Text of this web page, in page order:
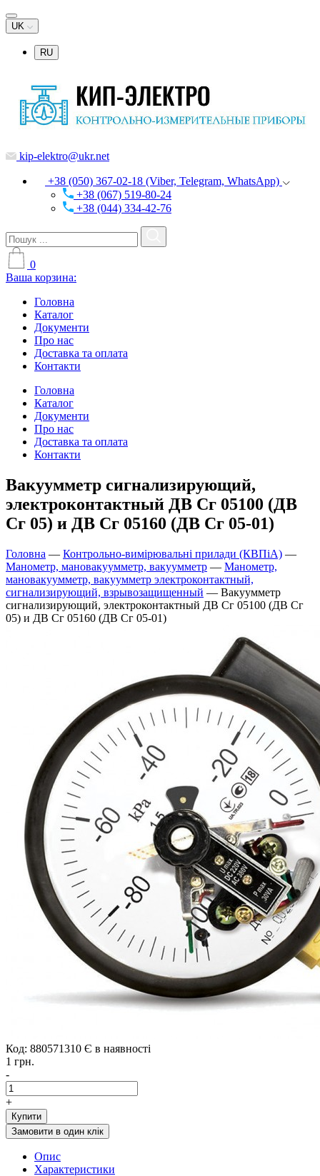
UK
RU
kip-elektro@ukr.net
+38 (050) 367-02-18 (Viber, Telegram, WhatsApp)
+38 (067) 519-80-24
+38 (044) 334-42-76
0
Ваша корзина:
Головна
Каталог
Документи
Про нас
Доставка та оплата
Контакти
Головна
Каталог
Документи
Про нас
Доставка та оплата
Контакти
Вакуумметр сигнализирующий,
электроконтактный ДВ Сг 05100 (ДВ
Сг 05) и ДВ Сг 05160 (ДВ Сг 05-01)
Головна — Контрольно-вимірювальні прилади (КВПіА) —
Манометр, мановакуумметр, вакуумметр — Манометр,
мановакуумметр, вакуумметр электроконтактный,
сигнализирующий, взрывозащищенный — Вакуумметр
сигнализирующий, электроконтактный ДВ Сг 05100 (ДВ Сг
05) и ДВ Сг 05160 (ДВ Сг 05-01)
Код: 880571310 Є в наявності
1 грн.
-
+
Купити
Замовити в один клік
Опис
Характеристики